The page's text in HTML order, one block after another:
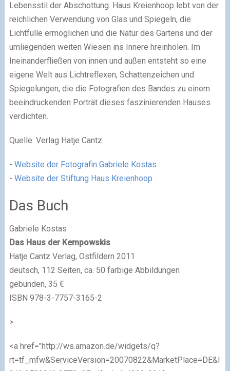
Lebensstil der Abschottung. Haus Kreienhoop lebt von der
reichlichen Verwendung von Glas und Spiegeln, die
Lichtfülle ermöglichen und die Natur des Gartens und der
umliegenden weiten Wiesen ins Innere hreinholen. Im
Ineinanderfließen von innen und außen entsteht so eine
eigene Welt aus Lichtreflexen, Schattenzeichen und
Spiegelungen, die die Fotografien des Bandes zu einem
beeindruckenden Porträt dieses faszinierenden Hauses
verdichten.
Quelle: Verlag Hatje Cantz
- Website der Fotografin Gabriele Kostas
- Website der Stiftung Haus Kreienhoop
Das Buch
Gabriele Kostas
Das Haus der Kempowskis
Hatje Cantz Verlag, Ostfildern 2011
deutsch, 112 Seiten, ca. 50 farbige Abbildungen
gebunden, 35 €
ISBN 978-3-7757-3165-2
>
<a href="http://ws.amazon.de/widgets/q?